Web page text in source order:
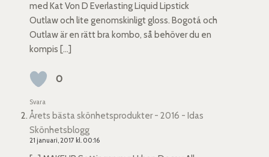
med Kat Von D Everlasting Liquid Lipstick
Outlaw och lite genomskinligt gloss. Bogotá och
Outlaw är en rätt bra kombo, så behöver du en
kompis […]
0
Svara
Årets bästa skönhetsprodukter - 2016 - Idas
Skönhetsblogg
21 januari, 2017 kl. 00:16